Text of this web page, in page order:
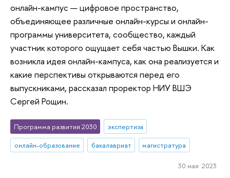
онлайн-кампус — цифровое пространство,
объединяющее различные онлайн-курсы и онлайн-
программы университета, сообщество, каждый
участник которого ощущает себя частью Вышки. Как
возникла идея онлайн-кампуса, как она реализуется и
какие перспективы открываются перед его
выпускниками, рассказал проректор НИУ ВШЭ
Сергей Рощин.
Программа развития 2030
экспертиза
онлайн-образование
бакалавриат магистратура
30 мая 2023